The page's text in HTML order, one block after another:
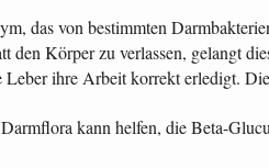
das von bestimmten
den Körper zu verlassen, gelangt
Leber ihre Arbeit korrekt erledigt.
kann helfen, die Beta-